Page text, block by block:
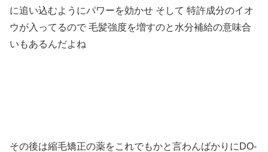
に追い込むようにパワーを効かせ そして 特許成分のイオ
ウが入ってるので 毛髪強度を増すのと水分補給の意味合
いもあるんだよね
その後は縮毛矯正の薬をこれでもかと言わんばかりにDO-